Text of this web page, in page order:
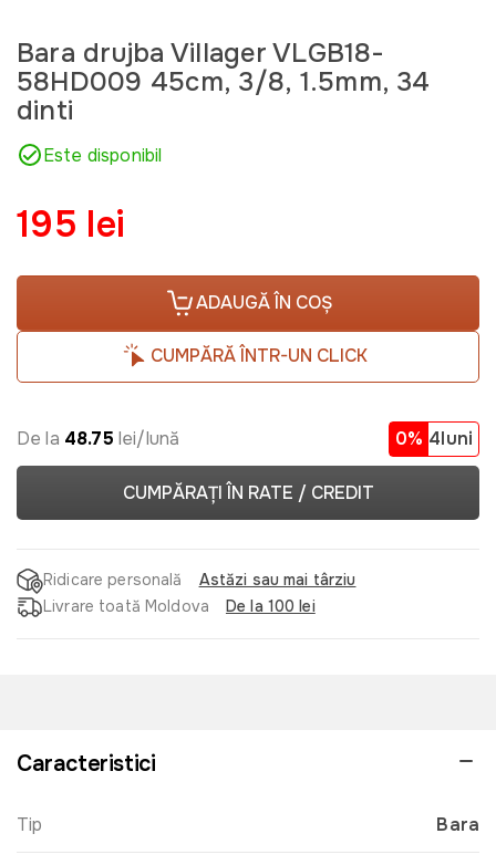
Bara drujba Villager VLGB18-
58HD009 45cm, 3/8, 1.5mm, 34
dinti
Este disponibil
195 lei
ADAUGĂ ÎN COȘ
CUMPĂRĂ ÎNTR-UN CLICK
De la 48.75 lei/lună 0% 4luni
CUMPĂRAȚI ÎN RATE / CREDIT
Ridicare personală
Astăzi sau mai târziu
Livrare toată Moldova
De la 100 lei
Caracteristici
Tip Bara